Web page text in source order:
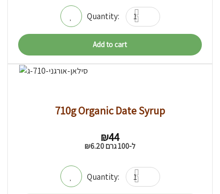
Add to cart
710g Organic Date Syrup
₪44
₪6.20 ל-100 גרם